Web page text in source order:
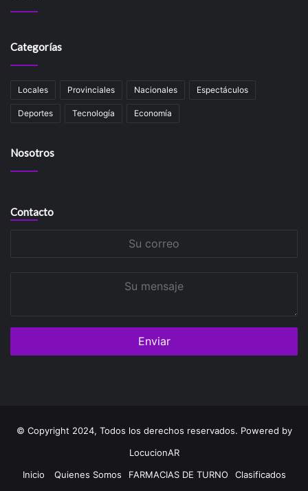
Categorías
Locales Provinciales Nacionales Espectáculos
Deportes Tecnología Economía
Nosotros
Contacto
© Copyright 2024, Todos los derechos reservados. Powered by
LocucionAR
Inicio
Quienes Somos FARMACIAS DE TURNO
Clasificados